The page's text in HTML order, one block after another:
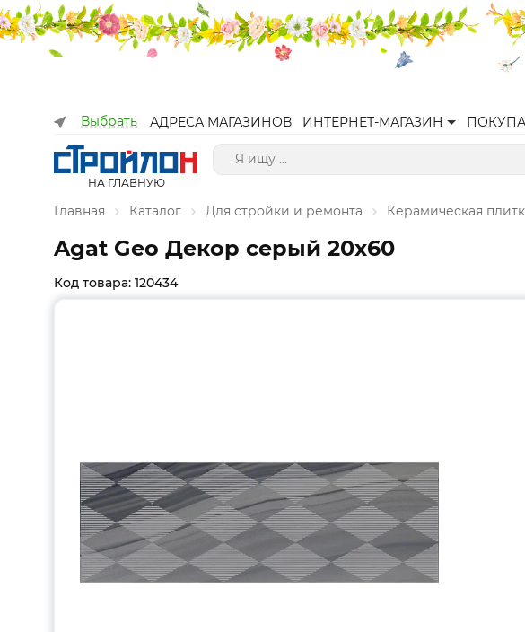
Выбрать АДРЕСА МАГАЗИНОВ ИНТЕРНЕТ-МАГАЗИН
НА ГЛАВНУЮ
Главная Каталог Для стройки и ремонта Керамическая
Agat Geo Декор серый 20х60
Код товара: 120434